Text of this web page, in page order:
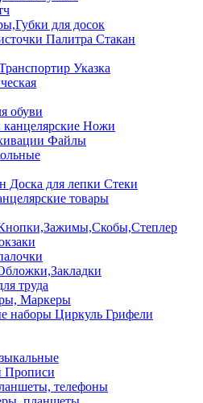
для досок
Палитра Стакан
Указка
обуви
Ножи
Файлы
Доска для лепки Стеки
товары
труда
Маркеры
наборы Циркуль Грифели
Прописи
телефоны